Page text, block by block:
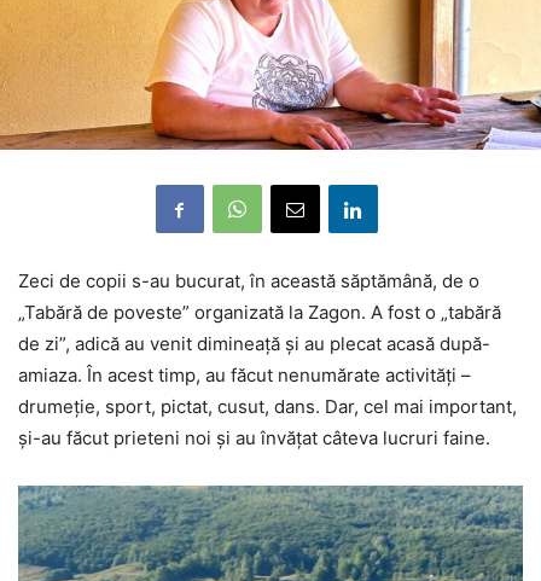
Zeci de copii s-au bucurat, în această săptămână, de o
„Tabără de poveste” organizată la Zagon. A fost o „tabără
de zi”, adică au venit dimineață și au plecat acasă după-
amiaza. În acest timp, au făcut nenumărate activități –
drumeție, sport, pictat, cusut, dans. Dar, cel mai important,
și-au făcut prieteni noi și au învățat câteva lucruri faine.